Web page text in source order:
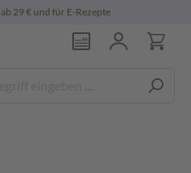
ab 29 € und für E-Rezepte